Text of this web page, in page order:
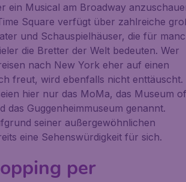
ein Musical am Broadway
Square verfügt über zahlreiche
und Schauspielhäuser, die für
die Bretter der Welt bedeuten. Wer
nach New York eher auf einen
freut, wird ebenfalls nicht enttäuscht.
hier nur das MoMa, das Museum of
das Guggenheimmuseum genannt.
seiner außergewöhnlichen
eine Sehenswürdigkeit für sich.
per